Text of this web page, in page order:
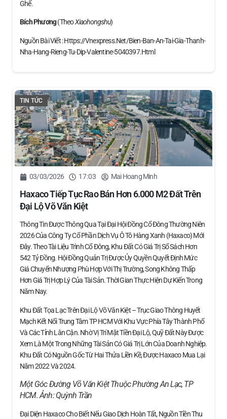
Ghế.
Bích Phương(theoXiaohongshu)
Nguồn Bài Viết : Https://vnexpress.net/bien-Ban-An-Tai-Gia-Thanh-
Nha-Hang-Rieng-Tu-Dip-Valentine-5040397.html
TIN TỨC
03/03/2026 17:03 Mai Hoang Minh
Haxaco Tiếp Tục Rao Bán Hơn 6.000 M2 Đất Trên
Đại Lộ Võ Văn Kiệt
Thông Tin Được Thông Qua Tại Đại Hội Đồng Cổ Đông Thường Niên
2026 Của Công Ty Cổ Phần Dịch Vụ Ô Tô Hàng Xanh (Haxaco) Mới
Đây. Theo Tài Liệu Trình Cổ Đông, Khu Đất Có Giá Trị Sổ Sách Hơn
542 Tỷ Đồng. Hội Đồng Quản Trị Được Ủy Quyền Quyết Định Mức
Giá Chuyển Nhượng Phù Hợp Với Thị Trường, Song Không Thấp
Hơn Giá Trị Hợp Lý Của Tài Sản. Thời Gian Thực Hiện Dự Kiến Trong
Năm Nay.
Khu Đất Tọa Lạc Trên Đại Lộ Võ Văn Kiệt – Trục Giao Thông Huyết
Mạch Kết Nối Trung Tâm TP HCM Với Khu Vực Phía Tây Thành Phố
Và Các Tỉnh Lân Cận. Nhờ Vị Trí Mặt Tiền Đại Lộ, Quỹ Đất Này Được
Xem Là Một Trong Những Tài Sản Có Giá Trị Lớn Của Doanh Nghiệp.
Khu Đất Có Nguồn Gốc Từ Hai Thửa Liền Kề, Được Haxaco Mua Lại
Năm 2022 Và 2024.
Một Góc Đường Võ Văn Kiệt Thuộc Phường An Lạc, TP
HCM. Ảnh:Quỳnh Trần
Đại Diện Haxaco Cho Biết Nếu Giao Dịch Hoàn Tất, Nguồn Tiền Thu